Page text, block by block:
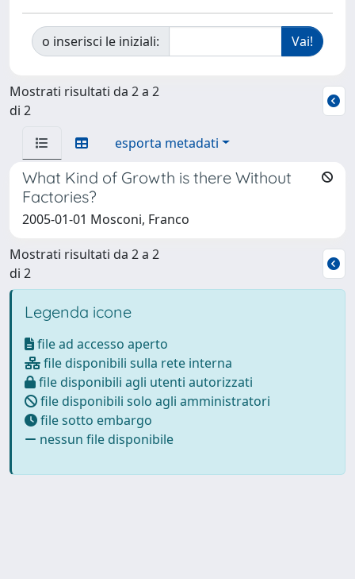
o inserisci le iniziali:
Mostrati risultati da 2 a 2
di 2
esporta metadati
What Kind of Growth is there Without
Factories?
2005-01-01 Mosconi, Franco
Mostrati risultati da 2 a 2
di 2
Legenda icone
file ad accesso aperto
file disponibili sulla rete interna
file disponibili agli utenti autorizzati
file disponibili solo agli amministratori
file sotto embargo
nessun file disponibile